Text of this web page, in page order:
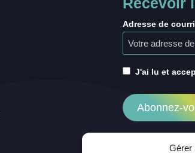
Gérer
Adresse de
J'ai lu et